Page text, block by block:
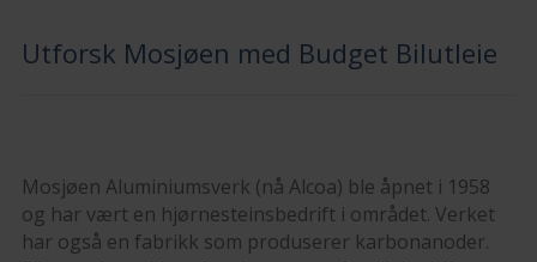
Utforsk Mosjøen med Budget Bilutleie
Mosjøen Aluminiumsverk (nå Alcoa) ble åpnet i 1958
og har vært en hjørnesteinsbedrift i området. Verket
har også en fabrikk som produserer karbonanoder.